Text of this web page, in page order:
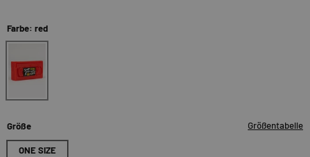
Farbe: red
Größe Größentabelle
ONE SIZE